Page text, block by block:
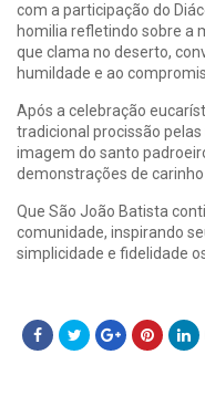
com a participação do
homilia refletindo sobre a
que clama no deserto,
humildade e ao
Após a celebração
tradicional procissão
imagem do santo
demonstrações de carinho
Que São João Batista
comunidade, inspirando
simplicidade e fidelidade